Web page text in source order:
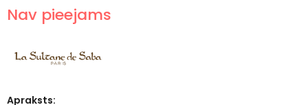
Nav pieejams
Apraksts: